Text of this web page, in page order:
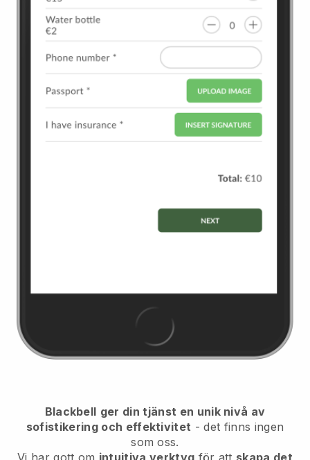
Blackbell ger din tjänst en unik nivå av
sofistikering och effektivitet - det finns ingen
som oss.
Vi har gott om intuitiva verktyg för att skapa det